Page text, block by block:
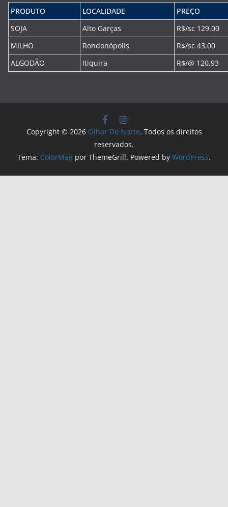
PRODUTO LOCALIDADE
PREÇO
SOJA
Alto Garças
R$/sc 129,00
MILHO
Rondonópolis
R$/sc 43,00
ALGODÃO
Itiquira R$/@ 120,93
Copyright © 2026 Olhar Do Norte. Todos os direitos
reservados.
Tema: ColorMag por ThemeGrill. Powered by WordPress.